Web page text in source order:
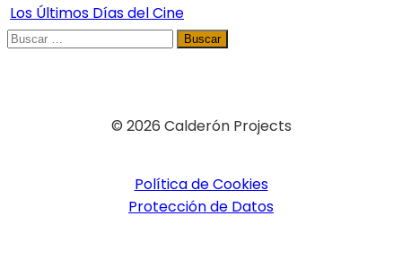
Los Últimos Días del Cine
Buscar:
© 2026 Calderón Projects
Política de Cookies
Protección de Datos